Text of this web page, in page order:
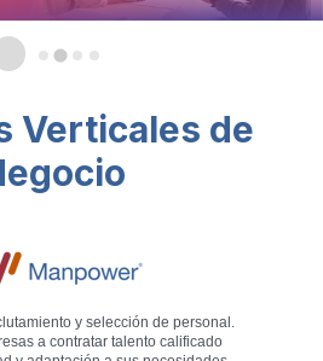
Verticales de
y selección de personal.
a contratar talento calificado